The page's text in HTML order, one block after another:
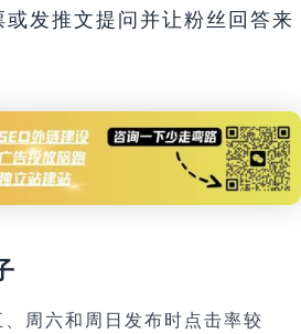
发推文提问并让粉丝回答来
周六和周日发布时点击率较